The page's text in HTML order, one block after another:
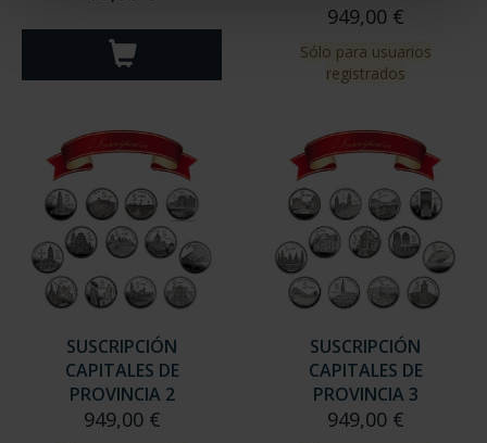
949,00 €
Sólo para usuarios
registrados
SUSCRIPCIÓN
CAPITALES DE
PROVINCIA 2
949,00 €
SUSCRIPCIÓN
CAPITALES DE
PROVINCIA 3
949,00 €